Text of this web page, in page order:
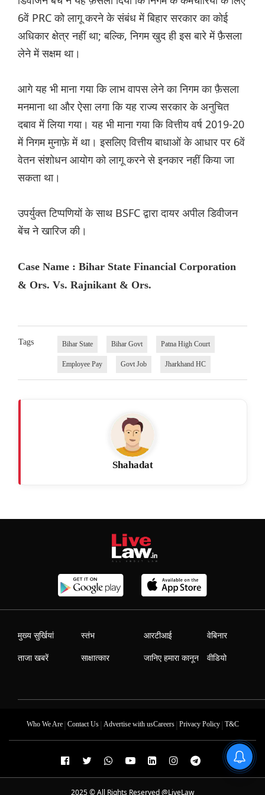
6वें PRC को लागू करने के संबंध में बिहार सरकार का कोई
अधिकार क्षेत्र नहीं था; बल्कि, निगम खुद ही इस बारे में फ़ैसला
लेने में सक्षम था।
आगे यह भी माना गया कि लाभ वापस लेने का निगम का फ़ैसला
मनमाना था और ऐसा लगा कि यह राज्य सरकार के अनुचित
दबाव में लिया गया। यह भी माना गया कि वित्तीय वर्ष 2019-20
में निगम मुनाफ़े में था। इसलिए वित्तीय बाधाओं के आधार पर 6वें
वेतन संशोधन आयोग को लागू करने से इनकार नहीं किया जा
सकता था।
उपर्युक्त टिप्पणियों के साथ BSFC द्वारा दायर अपील डिवीजन
बेंच ने खारिज की।
Case Name : Bihar State Financial Corporation
& Ors. Vs. Rajnikant & Ors.
Tags Bihar State Bihar Govt Patna High Court
Employee Pay Govt Job Jharkhand HC
Shahadat
मुख्य सुर्खियां
ताजा खबरें
स्तंभ
साक्षात्कार
आरटीआई
जानिए हमारा कानून
वेबिनार
वीडियो
Who We Are| Contact Us| Advertise with usCareers| Privacy Policy| T&C
2025 © All Rights Reserved @LiveLaw